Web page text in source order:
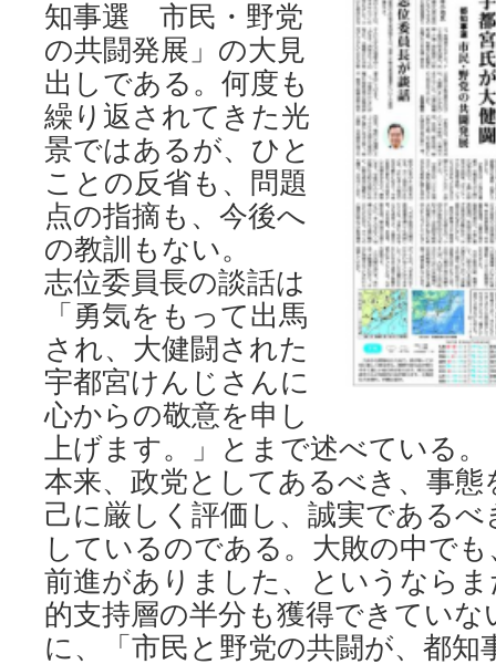
知事選 市民・野党
の共闘発展」の大見
出しである。何度も
繰り返されてきた光
景ではあるが、ひと
ことの反省も、問題
点の指摘も、今後へ
の教訓もない。
志位委員長の談話は
「勇気をもって出馬
され、大健闘された
宇都宮けんじさんに
心からの敬意を申し
上げます。」とまで述べている。
本来、政党としてあるべき、事態
己に厳しく評価し、誠実である
しているのである。大敗の中で
前進がありました、というなら
的支持層の半分も獲得できていな
に、「市民と野党の共闘が、都知